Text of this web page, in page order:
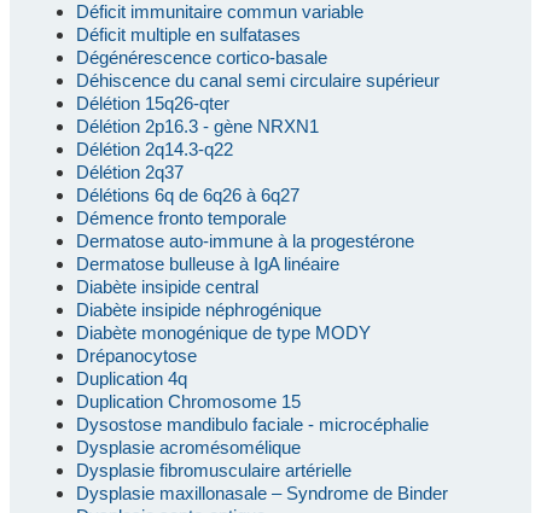
Déficit immunitaire commun variable
Déficit multiple en sulfatases
Dégénérescence cortico-basale
Déhiscence du canal semi circulaire supérieur
Délétion 15q26-qter
Délétion 2p16.3 - gène NRXN1
Délétion 2q14.3-q22
Délétion 2q37
Délétions 6q de 6q26 à 6q27
Démence fronto temporale
Dermatose auto-immune à la progestérone
Dermatose bulleuse à IgA linéaire
Diabète insipide central
Diabète insipide néphrogénique
Diabète monogénique de type MODY
Drépanocytose
Duplication 4q
Duplication Chromosome 15
Dysostose mandibulo faciale - microcéphalie
Dysplasie acromésomélique
Dysplasie fibromusculaire artérielle
Dysplasie maxillonasale – Syndrome de Binder